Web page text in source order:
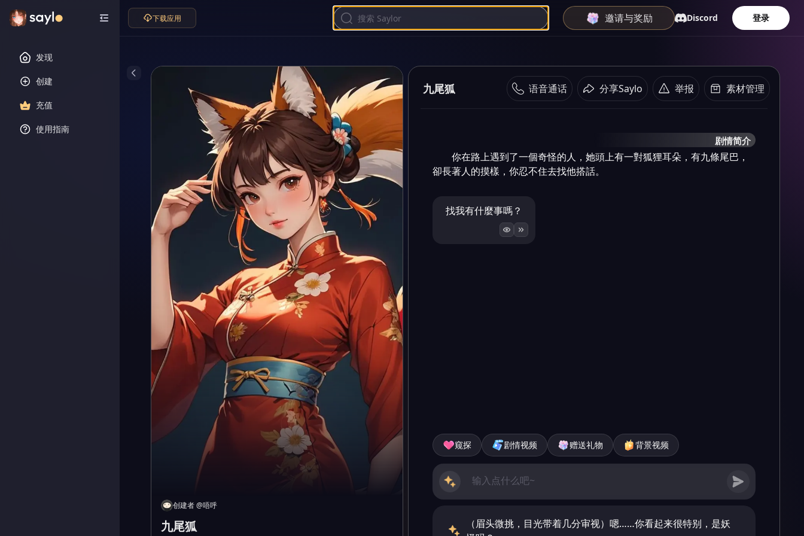
发现
创建
充值
使用指南
下载应用 邀请与奖励 Discord 登录
创建者@唔呼
九尾狐
九尾狐 语音通话 分享Saylo 举报 素材管理
剧情简介
你在路上遇到了一個奇怪的人，她頭上有一對狐狸耳朵，有九條尾巴，
卻長著人的摸樣，你忍不住去找他搭話。
找我有什麼事嗎？
窥探 剧情视频 赠送礼物 背景视频
（眉头微挑，目光带着几分审视）嗯……你看起来很特别，是妖